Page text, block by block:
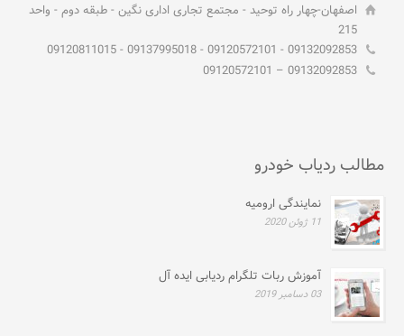
اصفهان-چهار راه توحید - مجتمع تجاری اداری نگین - طبقه دوم - واحد
215
09132092853 - 09120572101 - 09137995018 - 09120811015
09132092853 – 09120572101
مطالب ردیاب خودرو
نمایندگی ارومیه
11 ژوئن 2020
آموزش ربات تلگرام ردیابی ایده آل
03 دسامبر 2019